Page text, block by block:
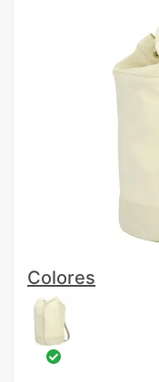
Colores